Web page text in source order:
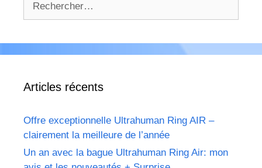
Articles récents
Offre exceptionnelle Ultrahuman Ring AIR –
clairement la meilleure de l’année
Un an avec la bague Ultrahuman Ring Air: mon